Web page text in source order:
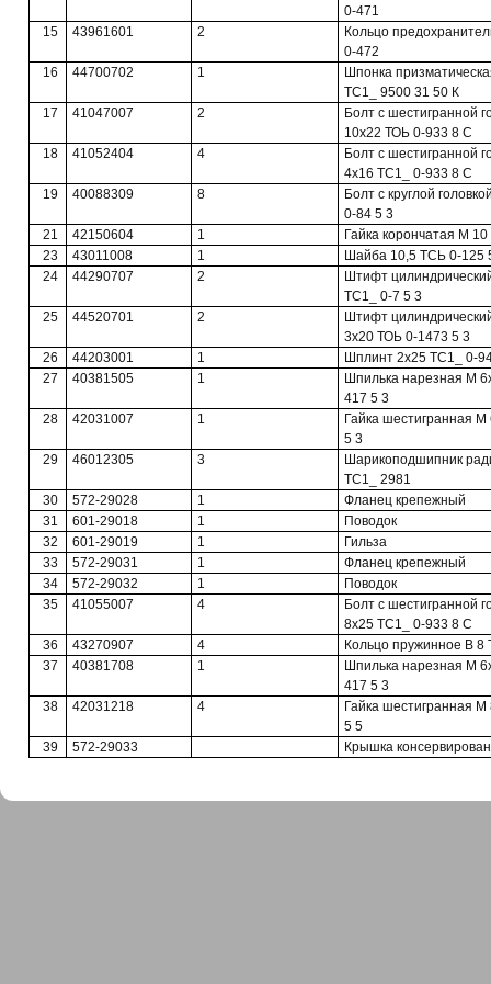
0-471
15
43961601 2
Кольцо
0-472
16
44700702 1
Шпонка
ТС1_ 9500 31 50 К
17
41047007 2
Болт с шестигранной
10x22 ТОЬ 0-933 8 С
18
41052404 4
Болт с шестигранной
4x16 ТС1_ 0-933 8 С
19
40088309 8
Болт с круглой
0-84 5 3
21
42150604 1
Гайка корончатая М
23
43011008 1
Шайба 10,5 ТСЬ 0-125
24
44290707 2
Штифт
ТС1_ 0-7 5 3
25
44520701 2
Штифт
3x20 ТОЬ 0-1473 5 3
26
44203001 1
Шплинт 2x25 ТС1_ 0-
27
40381505 1
Шпилька нарезная М
417 5 3
28
42031007 1
Гайка шестигранная
5 3
29
46012305 3
Шарикоподшипник
ТС1_ 2981
30
572-29028 1
Фланец крепежный
31
601-29018 1
Поводок
32
601-29019 1
Гильза
33
572-29031 1
Фланец крепежный
34
572-29032 1
Поводок
35
41055007 4
Болт с шестигранной
8x25 ТС1_ 0-933 8 С
36
43270907 4
Кольцо пружинное В 8
37
40381708 1
Шпилька нарезная М
417 5 3
38
42031218 4
Гайка шестигранная
5 5
39
572-29033 Крышка